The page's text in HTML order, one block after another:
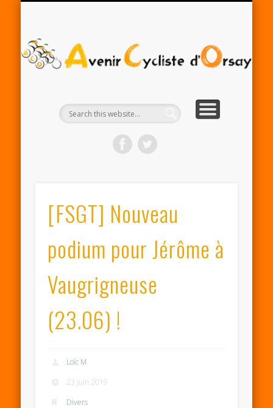
[FSGT] Nouveau
podium pour Jérôme à
Vaugrigneuse
(23.06) !
Loic M
23 juin 2019
Divers